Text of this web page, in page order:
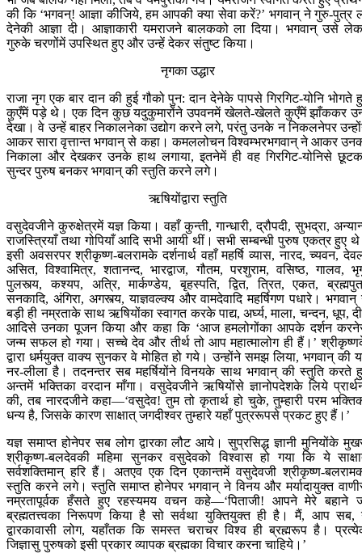
की कि ‘भगवन्! आज्ञा कीजिये, हम आपकी क्या सेवा करें?’ भगवान् ने गुरु-पुत्र
देनेकी आज्ञा दी। आज्ञाकारी यमराजने बालकको ला दिया। भगवान् उसे
गुरुके चरणोंमें उपस्थित हुए और उन्हें देकर संतुष्ट किया।
नृगका उद्धार
राजा नृग एक बार दान की हुई गौको पुन: दान देनेके पापसे गिरगिट-योनि भोगते
कुएँमें पड़े थे। एक दिन कुछ यदुकुमारोंने उपवनमें खेलते-खेलते कुएँमें झाँककर
देखा। वे उन्हें बाहर निकालनेका उद्योग करने लगे, परंतु उनके न निकलनेपर
आकर सारा वृत्तान्त भगवान् से कहा। कमललोचन विश्वम्भरभगवान् ने आकर
निकाला और देखकर उनके हाथ लगाया, इतनेमें ही वह गिरगिट-योनिसे
सुन्दर पुरुष बनकर भगवान् की स्तुति करने लगे।
ऋषियोंद्वारा स्तुति
वसुदेवजीने कुरुक्षेत्रमें यज्ञ किया। वहाँ कुन्ती, गान्धारी, द्रौपदी, सुभद्रा,
राजस्त्रियाँ तथा गोपियाँ आदि सभी आयी थीं। सभी सम्बन्धी पुरुष एकत्र हुए
इसी अवसरपर श्रीकृष्ण-बलरामके दर्शनार्थ वहाँ महर्षि व्यास, नारद, च्यवन,
असित, विश्वामित्र, शतानन्द, भारद्वाज, गौतम, परशुराम, वसिष्ठ, गालव,
पुलस्त्य, कश्यप, अत्रि, मार्कण्डेय, बृहस्पति, द्वित, त्रित, एकत,
सनकादि, अंगिरा, अगस्त्य, याज्ञवल्क्य और वामदेवादि महर्षिगण पधारे। भगवान्
बड़ी ही नम्रताके साथ ऋषियोंका स्वागत करके पाद्य, अर्घ्य, माला, चन्दन, धूप,
आदिसे उनका पूजन किया और कहा कि ‘आज हमलोगोंका आपके दर्शन
जन्म सफल हो गया। सच्चे देव और तीर्थ तो आप महात्मालोग ही हैं।’
द्वारा धर्मयुक्त वाक्य सुनकर वे मोहित हो गये। उन्होंने समझ लिया, भगवान् की
नर-लीला है। तदनन्तर सब महर्षियोंने विनयके साथ भगवान् की स्तुति करते
अन्तमें भक्तिका वरदान माँगा। वसुदेवजीने ऋषियोंसे ज्ञानोपदेशके लिये
की, तब नारदजीने कहा—‘वसुदेव! तुम तो कृतार्थ हो चुके, तुम्हारी परम
धन्य है, जिसके कारण साक्षात् जगदीश्वर तुम्हारे यहाँ पुत्ररूपसे प्रकट हुए हैं।’
यज्ञ समाप्त होनेपर सब लोग द्वारका लौट आये। सुप्रसिद्ध ज्ञानी मुनियोंके
श्रीकृष्ण-बलदेवकी महिमा सुनकर वसुदेवको विश्वास हो गया कि ये
सर्वशक्तिमान् हरि हैं। अतएव एक दिन एकान्तमें वसुदेवजी श्रीकृष्ण-
स्तुति करने लगे। स्तुति समाप्त होनेपर भगवान् ने विनय और मर्यादायुक्त
नम्रतापूर्वक हँसते हुए रहस्यमय वचन कहे—‘पिताजी! आपने मेरे बहाने
ब्रह्मतत्त्वका निरूपण किया है सो सर्वथा युक्तियुक्त ही है। मैं, आप सब,
द्वारकावासी लोग, यहाँतक कि समस्त चराचर विश्व ही ब्रह्मरूप है।
जिज्ञासु पुरुषको इसी प्रकार व्यापक ब्रह्मका विचार करना चाहिये।’